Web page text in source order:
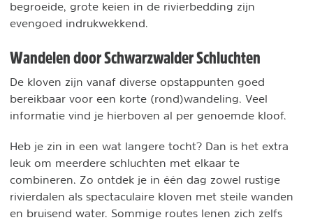
begroeide, grote keien in de rivierbedding zijn
evengoed indrukwekkend.
Wandelen door Schwarzwalder Schluchten
De kloven zijn vanaf diverse opstappunten goed
bereikbaar voor een korte (rond)wandeling. Veel
informatie vind je hierboven al per genoemde kloof.
Heb je zin in een wat langere tocht? Dan is het extra
leuk om meerdere schluchten met elkaar te
combineren. Zo ontdek je in één dag zowel rustige
rivierdalen als spectaculaire kloven met steile wanden
en bruisend water. Sommige routes lenen zich zelfs